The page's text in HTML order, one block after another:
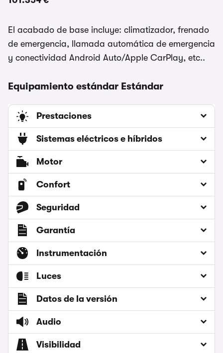
El acabado de base incluye: climatizador, frenado
de emergencia, llamada automática de emergencia
y conectividad Android Auto/Apple CarPlay, etc..
Equipamiento estándar Estándar
Prestaciones
Sistemas eléctricos e híbridos
Motor
Confort
Seguridad
Garantía
Instrumentación
Luces
Datos de la versión
Audio
Visibilidad